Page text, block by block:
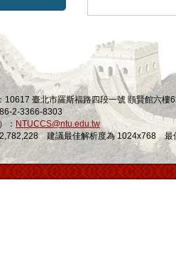
10617 臺北市羅斯福路四段一號 頤賢館六樓
2-3366-8303
： NTUCCS@ntu.edu.tw
建議最佳解析度為 1024x768 最